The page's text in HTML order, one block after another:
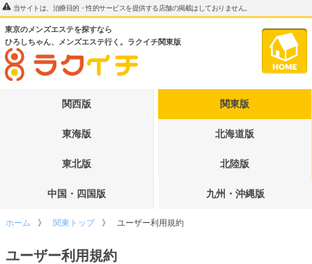
当サイトは、治療目的・性的サービスを提供する店舗の掲載はしておりません。
東京のメンズエステを探すなら
ひろしちゃん、メンズエステ行く。ラクイチ関東版
関西版 関東版
東海版 北海道版
東北版 北陸版
中国・四国版 九州・沖縄版
ホーム 関東トップ ユーザー利用規約
ユーザー利用規約